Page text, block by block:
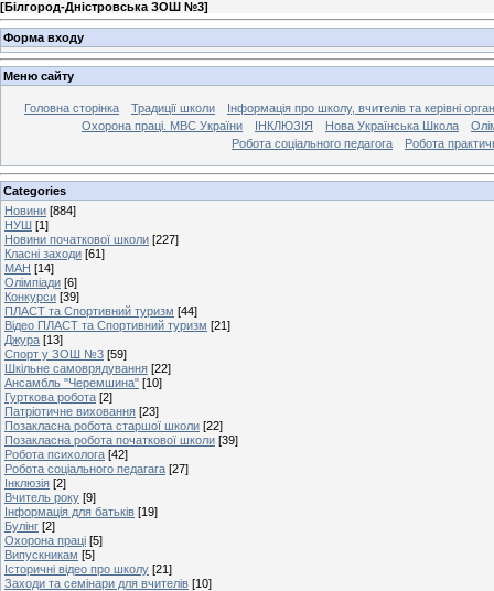
[Білгород-Дністровська ЗОШ №3]
Форма входу
Меню сайту
Головна сторінка Традиції школи
Інформація про школу, вчителів та керівні
Охорона праці. МВС України
ІНКЛЮЗІЯ Нова Українська Школа
Робота соціального педагога
Робота
Categories
Новини [884]
НУШ [1]
Новини початкової школи [227]
Класні заходи [61]
МАН [14]
Олімпіади [6]
Конкурси [39]
ПЛАСТ та Спортивний туризм [44]
Відео ПЛАСТ та Спортивний туризм [21]
Джура [13]
Спорт у ЗОШ №3 [59]
Шкільне самоврядування [22]
Ансамбль "Черемшина" [10]
Гурткова робота [2]
Патріотичне виховання [23]
Позакласна робота старшої школи [22]
Позакласна робота початкової школи [39]
Робота психолога [42]
Робота соціального педагага [27]
Інклюзія [2]
Вчитель року [9]
Інформація для батьків [19]
Булінг [2]
Охорона праці [5]
Випускникам [5]
Історичні відео про школу [21]
Заходи та семінари для вчителів [10]